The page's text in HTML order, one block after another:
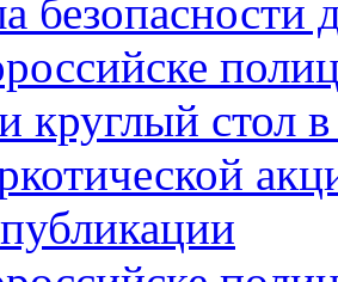
безопасности
круглый стол